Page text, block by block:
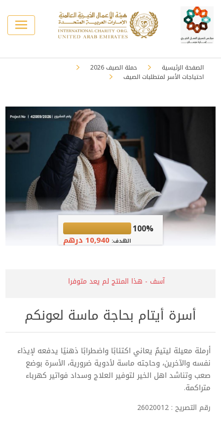
الصفحة الرئيسية
حملة الصيف 2026
احتياجات الأسر لمتطلبات الصيف
100%
الهدف:10,940 درهم
آسف - هذا المنتج لم يعد متوفرا
أسرة أيتام بحاجة ماسة لعونكم
أرملة معيلة ليتيمٌ يعاني اكتئابًا واضطرابًا ذهنيًا يدفعه لإيذاء
نفسه والآخرين، وحاجته ماسة لأدوية ضرورية، الأسرة بوضع
صعب وتناشد اهل الخير لتوفير العلاج وسداد فواتير كهرباء
متراكمة.
رقم التصريح : 26020012